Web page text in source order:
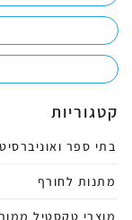
קטגוריות
בתי ספר
מתנות לחורף
מוצרי טקסטיל